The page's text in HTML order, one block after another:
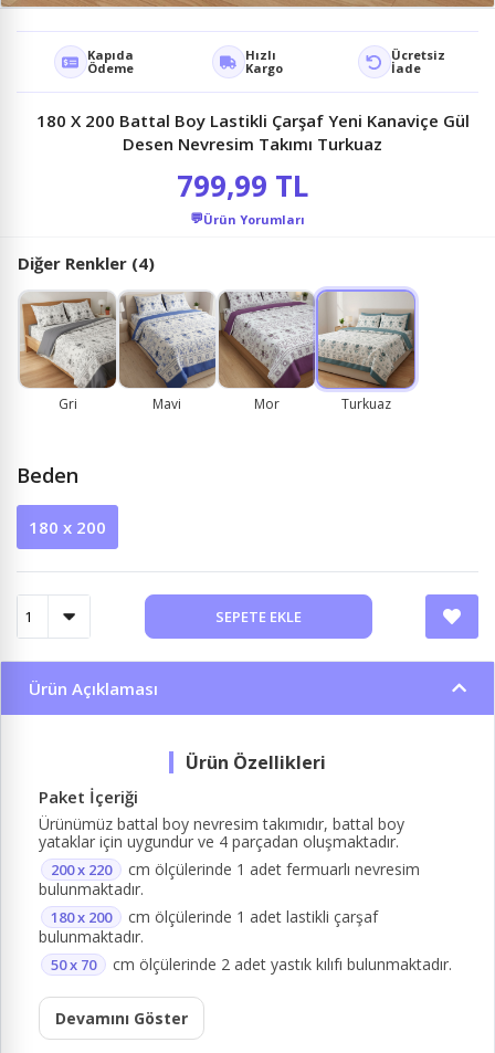
Kapıda
Ödeme
Hızlı
Kargo
Ücretsiz
İade
180 X 200 Battal Boy Lastikli Çarşaf Yeni Kanaviçe Gül
Desen Nevresim Takımı Turkuaz
799,99 TL
💬Ürün Yorumları
Diğer Renkler (4)
Gri Mavi Mor Turkuaz
Beden
180 x 200
SEPETE EKLE
Ürün Açıklaması
Paket İçeriği
Ürünümüz battal boy nevresim takımıdır, battal boy
yataklar için uygundur ve 4 parçadan oluşmaktadır.
200 x 220
cm ölçülerinde 1 adet fermuarlı nevresim
bulunmaktadır.
180 x 200
cm ölçülerinde 1 adet lastikli çarşaf
bulunmaktadır.
50 x 70 cm ölçülerinde 2 adet yastık kılıfı bulunmaktadır.
Devamını Göster